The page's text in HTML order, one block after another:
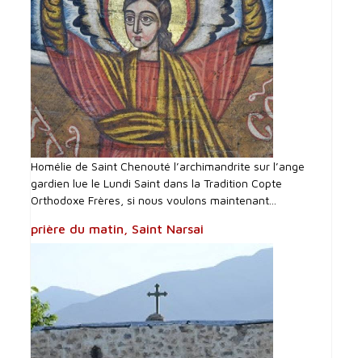
Homélie de Saint Chenouté l’archimandrite sur l’ange
gardien lue le Lundi Saint dans la Tradition Copte
Orthodoxe Frères, si nous voulons maintenant...
prière du matin, Saint Narsai